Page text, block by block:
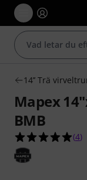
14’’ Trä
Mapex
BMB
5.0
(4)